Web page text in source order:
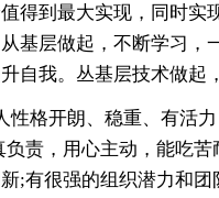
得到最大实现，同时实
基层做起，不断学习，
自我。丛基层技术做起
性格开朗、稳重、有活
负责，用心主动，能吃苦
;有很强的组织潜力和